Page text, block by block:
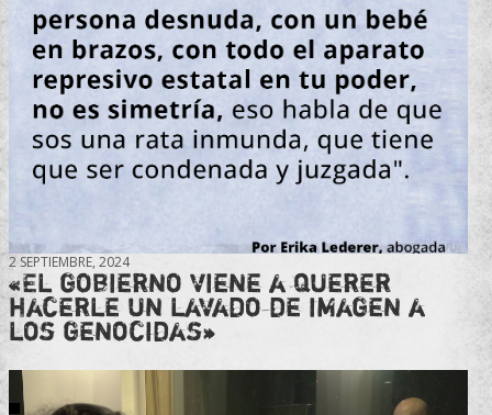
2 SEPTIEMBRE, 2024
«El gobierno viene a querer
hacerle un lavado de imagen a
los genocidas»